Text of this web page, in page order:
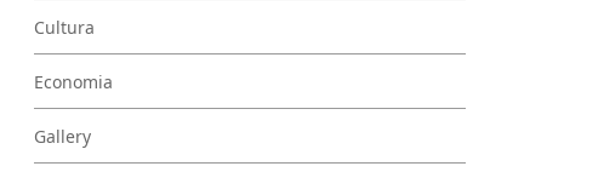
Cultura
Economia
Gallery